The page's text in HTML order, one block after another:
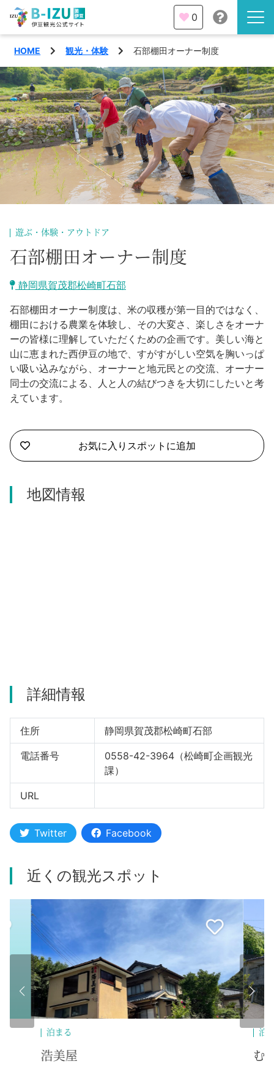
伊豆半島を知る
伊豆のみどころ
みる
あそぶ
あじわう
観光・体験
イベント
エリア
熱海市
沼津市
三島市
南伊豆町
函南町
西伊豆町
伊東市
伊豆の国市
松崎町
特集
旅の計画
モデルコース
宿泊・予約
旅程作成
AIルートプランナー
合同会社説明会
伊豆ワーケーション
0
HOME 観光・体験 石部棚田オーナー制度
遊ぶ・体験・アウトドア
石部棚田オーナー制度
静岡県賀茂郡松崎町石部
石部棚田オーナー制度は、米の収穫が第一目的ではなく、
棚田における農業を体験し、その大変さ、楽しさをオーナ
ーの皆様に理解していただくための企画です。美しい海と
山に恵まれた西伊豆の地で、すがすがしい空気を胸いっぱ
い吸い込みながら、オーナーと地元民との交流、オーナー
同士の交流による、人と人の結びつきを大切にしたいと考
えています。
お気に入りスポットに追加
地図情報
詳細情報
住所 静岡県賀茂郡松崎町石部
電話番号
0558-42-3964（松崎町企画観光
課）
URL
Twitter Facebook
近くの観光スポット
泊まる
むつみ荘
遊
コ